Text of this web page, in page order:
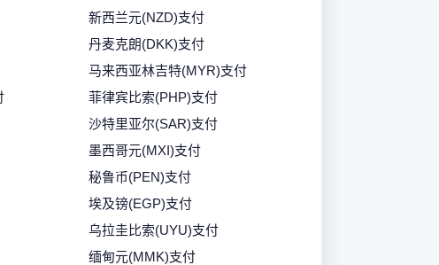
新西兰元(NZD)支付
丹麦克朗(DKK)支付
马来西亚林吉特(MYR)支付
菲律宾比索(PHP)支付
沙特里亚尔(SAR)支付
墨西哥元(MXI)支付
秘鲁币(PEN)支付
埃及镑(EGP)支付
乌拉圭比索(UYU)支付
缅甸元(MMK)支付